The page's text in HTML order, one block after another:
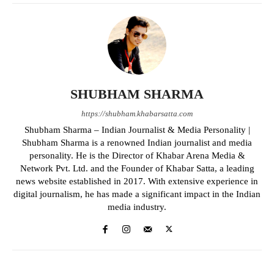
SHUBHAM SHARMA
https://shubham.khabarsatta.com
Shubham Sharma – Indian Journalist & Media Personality |
Shubham Sharma is a renowned Indian journalist and media
personality. He is the Director of Khabar Arena Media &
Network Pvt. Ltd. and the Founder of Khabar Satta, a leading
news website established in 2017. With extensive experience in
digital journalism, he has made a significant impact in the Indian
media industry.